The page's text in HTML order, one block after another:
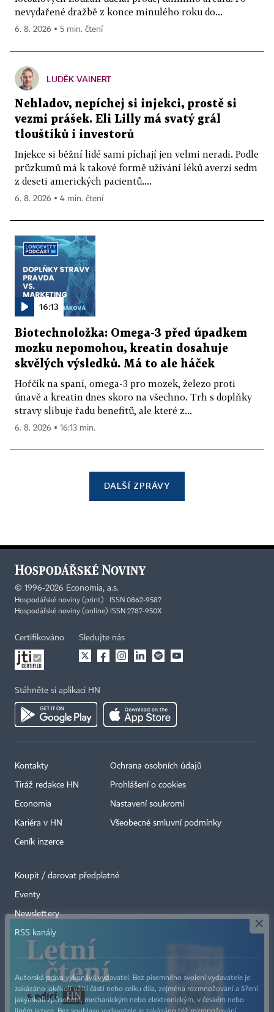
nevydařené dražbě z konce minulého roku do...
6. 8. 2026 ▪ 5 min. čtení
LUDĚK VAINERT
Nehladov, nepíchej si injekci, prostě si
vezmi prášek. Eli Lilly má svatý grál
tlouštíků i investorů
Injekce si běžní lidé sami píchají jen velmi neradi. Podle
průzkumů má k takové formě užívání léků averzi sedm
z deseti amerických pacientů....
6. 8. 2026 ▪ 4 min. čtení
16:13
Biotechnoložka: Omega-3 před úpadkem
mozku nepomohou, kreatin dosahuje
skvělých výsledků. Má to ale háček
Hořčík na spaní, omega-3 pro mozek, železo proti
únavě a kreatin dnes skoro na všechno. Trh s doplňky
stravy slibuje řadu benefitů, ale které z...
6. 8. 2026 ▪ 16:13 min.
DALŠÍ ZPRÁVY
© 1996-2026 Economia, a.s.
Hospodářské noviny (print) ISSN 0862-9587
Hospodářské noviny (online) ISSN 2787-950X
Certifikováno Sledujte nás
Stáhněte si aplikaci HN
Kontakty
Tiráž redakce HN
Economia
Kariéra v HN
Ceník inzerce
Ochrana osobních údajů
Prohlášení o cookies
Nastavení soukromí
Všeobecné smluvní podmínky
Koupit / darovat předplatné
Eventy
Newslettery
RSS kanály
Autorská práva vykonává vydavatel. Bez písemného svolení vydavatele je
zakázáno jakékoli užití částí nebo celku díla, zejména rozmnožování a šíření
jakýmkoli způsobem, mechanickým nebo elektronickým, v českém nebo